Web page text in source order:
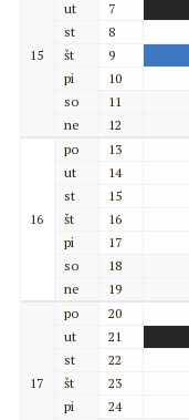
15
ut
7
st
8
št
9
pi
10
so
11
ne
12
16
po
13
ut
14
st
15
št
16
pi
17
so
18
ne
19
17
po
20
ut
21
st
22
št
23
pi
24